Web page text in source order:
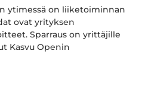
ytimessä on liiketoiminnan
ovat yrityksen
Sparraus on yrittäjille
Kasvu Openin